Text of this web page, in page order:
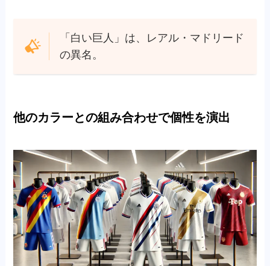
「白い巨人」は、レアル・マドリード
の異名。
他のカラーとの組み合わせで個性を演出